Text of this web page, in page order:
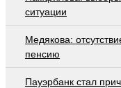
ситуации
Медякова:
пенсию
Пауэрбанк стал